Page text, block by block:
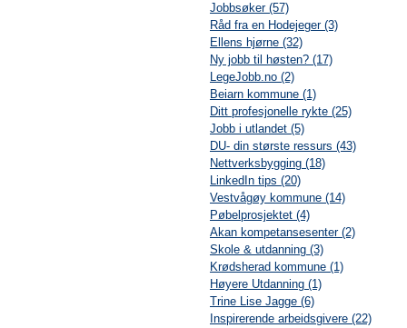
Jobbsøker (57)
Råd fra en Hodejeger (3)
Ellens hjørne (32)
Ny jobb til høsten? (17)
LegeJobb.no (2)
Beiarn kommune (1)
Ditt profesjonelle rykte (25)
Jobb i utlandet (5)
DU- din største ressurs (43)
Nettverksbygging (18)
LinkedIn tips (20)
Vestvågøy kommune (14)
Pøbelprosjektet (4)
Akan kompetansesenter (2)
Skole & utdanning (3)
Krødsherad kommune (1)
Høyere Utdanning (1)
Trine Lise Jagge (6)
Inspirerende arbeidsgivere (22)